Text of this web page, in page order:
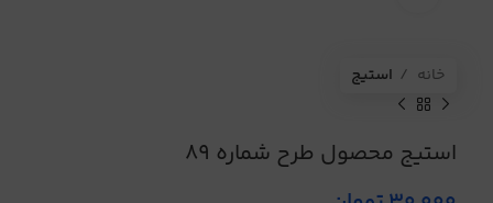
خانه استیج
استیج محصول طرح شماره 89